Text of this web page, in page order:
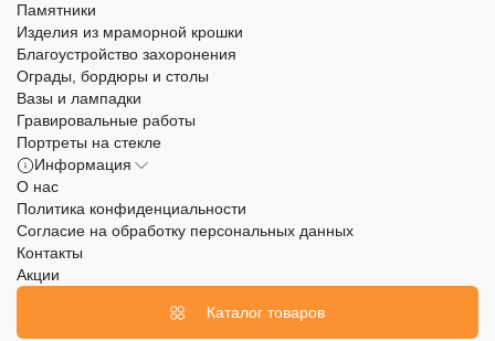
Памятники
Изделия из мраморной крошки
Благоустройство захоронения
Ограды, бордюры и столы
Вазы и лампадки
Гравировальные работы
Портреты на стекле
Информация
О нас
Политика конфиденциальности
Согласие на обработку персональных данных
Контакты
Акции
Каталог товаров